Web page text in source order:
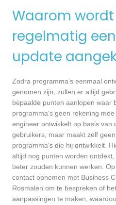
Waarom
regelmatig
update
Zodra programma’s eenmaal
genomen zijn, zullen er altijd
bepaalde punten aanlopen waar
programma’s geen rekening
engineer ontwikkelt op basis van
gebruikers, maar maakt zelf
programma’s die hij ontwikkelt.
altijd nog punten worden
beter zouden kunnen werken.
contact opnemen met Business
Rosmalen om te bespreken of
aanpassingen te maken,